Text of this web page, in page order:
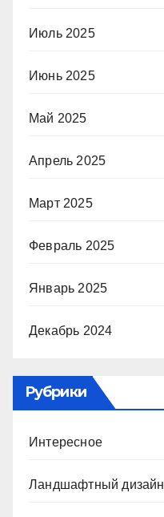
Июль 2025
Июнь 2025
Май 2025
Апрель 2025
Март 2025
Февраль 2025
Январь 2025
Декабрь 2024
Рубрики
Интересное
Ландшафтный дизайн